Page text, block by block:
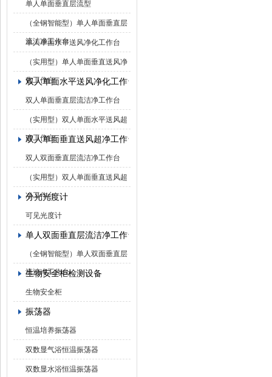
单人单面垂直层流型
（全钢智能型）单人单面垂直层
流洁净工作台
单人单面水平送风净化工作台
（实用型）单人单面垂直送风净
化工作台
双人单面水平送风净化工作台
双人单面垂直层流洁净工作台
（实用型）双人单面水平送风超
净工作台
双人单面垂直送风超净工作台
双人双面垂直层流洁净工作台
（实用型）双人单面垂直送风超
净工作台
分光光度计
可见光度计
单人双面垂直层流洁净工作台
（全钢智能型）单人双面垂直层
流洁净工作台
生物安全柜检测设备
生物安全柜
振荡器
恒温培养振荡器
双数显气浴恒温振荡器
双数显水浴恒温振荡器